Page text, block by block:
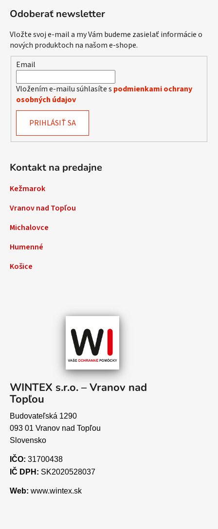
Odoberať newsletter
Vložte svoj e-mail a my Vám budeme zasielať informácie o
nových produktoch na našom e-shope.
Email
Vložením e-mailu súhlasíte s podmienkami ochrany
osobných údajov
PRIHLÁSIŤ SA
Kontakt na predajne
Kežmarok
Vranov nad Topľou
Michalovce
Humenné
Košice
WINTEX s.r.o. – Vranov nad
Topľou
Budovateľská 1290
093 01 Vranov nad Topľou
Slovensko
IČO: 31700438
IČ DPH: SK2020528037
Web: www.wintex.sk